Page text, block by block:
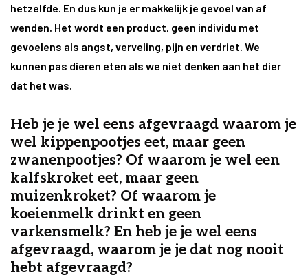
hetzelfde. En dus kun je er makkelijk je gevoel van af
wenden. Het wordt een product, geen individu met
gevoelens als angst, verveling, pijn en verdriet. We
kunnen pas dieren eten als we niet denken aan het dier
dat het was.
Heb je je wel eens afgevraagd waarom je
wel kippenpootjes eet, maar geen
zwanenpootjes? Of waarom je wel een
kalfskroket eet, maar geen
muizenkroket? Of waarom je
koeienmelk drinkt en geen
varkensmelk? En heb je je wel eens
afgevraagd, waarom je je dat nog nooit
hebt afgevraagd?